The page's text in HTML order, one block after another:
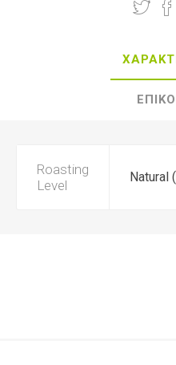
Roasting
Level
Natural